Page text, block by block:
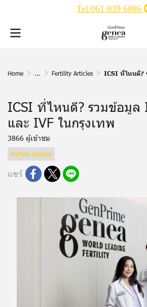
Tel:061 839 6886
Home ... Fertility Articles ICSI ที่ไหนดี? รวมข้อ
ICSI ที่ไหนดี? รวมข้อมูล
และ IVF ในกรุงเทพ
3866 ผู้เข้าชม
Fertility Articles
แชร์